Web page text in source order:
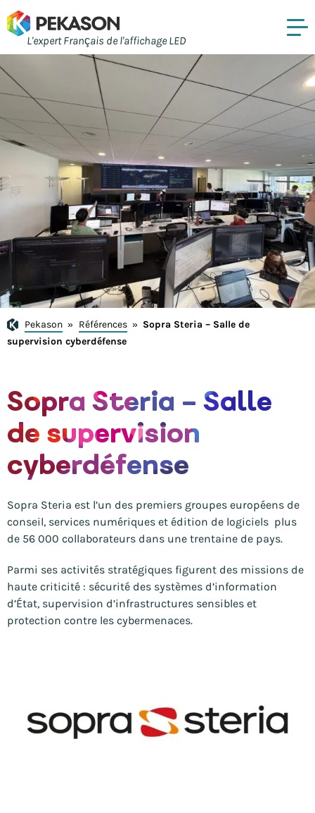
L'expert Français de l'affichage LED
Pekason » Références » Sopra Steria – Salle de
supervision cyberdéfense
Sopra Steria – Salle
de supervision
cyberdéfense
Sopra Steria est l’un des premiers groupes européens de
conseil, services numériques et édition de logiciels plus
de 56 000 collaborateurs dans une trentaine de pays.
Parmi ses activités stratégiques figurent des missions de
haute criticité : sécurité des systèmes d’information
d’État, supervision d’infrastructures sensibles et
protection contre les cybermenaces.